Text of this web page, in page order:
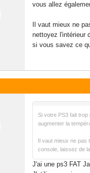
vous allez
Il vaut mieux ne
nettoyez l'intérieur
si vous savez ce
Si votre PS3 fait
augmenter la
Il vaut mieux ne pas
console, laissez de
J'ai une ps3 FAT